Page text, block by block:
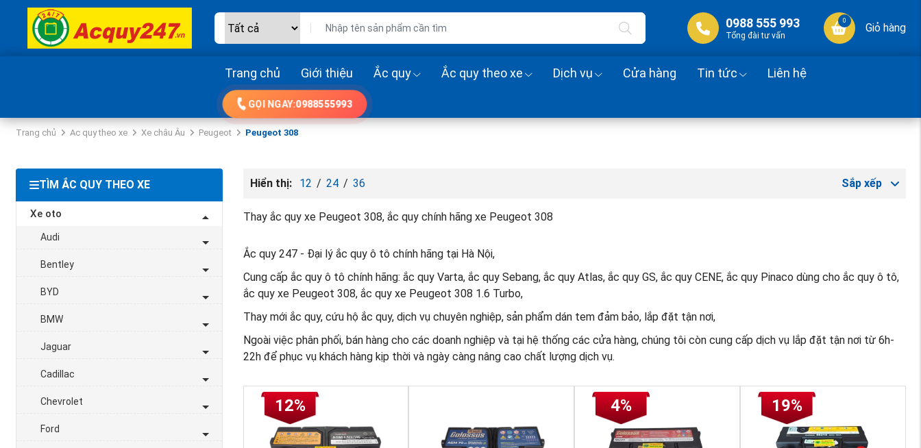
0988 555 993
Tổng đài tư vấn
0
Giỏ hàng
Trang chủ Giới thiệu Ắc quy Ắc quy theo xe Dịch vụ Cửa hàng Tin tức Liên hệ
GỌI NGAY:0988555993
Trang chủ Ac quy theo xe Xe châu Âu Peugeot Peugeot 308
TÌM ẮC QUY THEO XE
Xe oto
Audi
Bentley
BYD
BMW
Jaguar
Cadillac
Chevrolet
Ford
Hiển thị: 12 / 24 / 36 Sắp xếp
Thay ắc quy xe Peugeot 308, ắc quy chính hãng xe Peugeot 308
Ắc quy 247 - Đại lý ắc quy ô tô chính hãng tại Hà Nội,
Cung cấp ắc quy ô tô chính hãng: ắc quy Varta, ắc quy Sebang, ắc quy Atlas, ắc quy GS, ắc quy CENE, ắc quy Pinaco dùng cho ắc quy ô tô,
ắc quy xe Peugeot 308, ắc quy xe Peugeot 308 1.6 Turbo,
Thay mới ắc quy, cứu hộ ắc quy, dịch vụ chuyên nghiệp, sản phẩm dán tem đảm bảo, lắp đặt tận nơi,
Ngoài việc phân phối, bán hàng cho các doanh nghiệp và tại hệ thống các cửa hàng, chúng tôi còn cung cấp dịch vụ lắp đặt tận nơi từ 6h-
22h để phục vụ khách hàng kịp thời và ngày càng nâng cao chất lượng dịch vụ.
12% 4% 19%